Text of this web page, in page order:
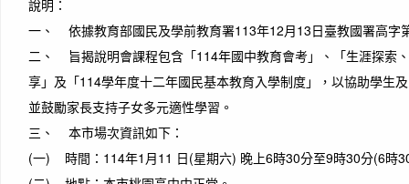
說明：
一、 依據教育部國民及學前教育署113年12月13日臺教國署高字
二、 旨揭說明會課程包含「114年國中教育會考」、「生涯探索
享」及「114學年度十二年國民基本教育入學制度」，以協助學生
並鼓勵家長支持子女多元適性學習。
三、 本市場次資訊如下：
(一) 時間：114年1月11 日(星期六) 晚上6時30分至9時30分(6時